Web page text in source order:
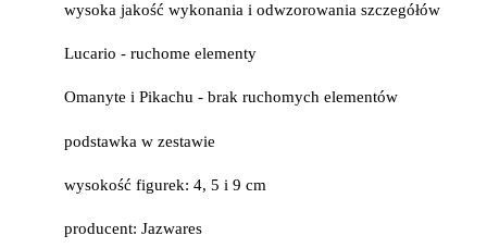
wysoka jakość wykonania i odwzorowania szczegółów
Lucario - ruchome elementy
Omanyte i Pikachu - brak ruchomych elementów
podstawka w zestawie
wysokość figurek: 4, 5 i 9 cm
producent: Jazwares